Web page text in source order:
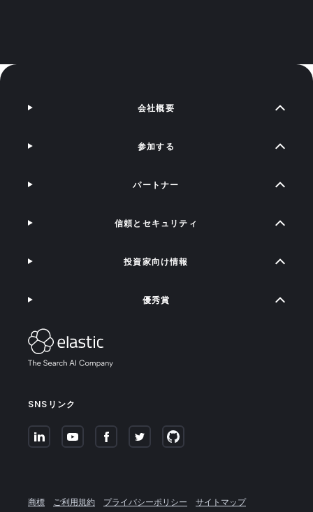
SNSリンク
会社概要
参加する
パートナー
信頼とセキュリティ
投資家向け情報
優秀賞
商標 ご利用規約 プライバシーポリシー サイトマップ